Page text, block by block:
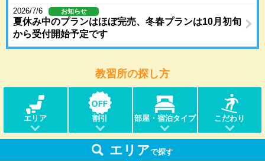
2026/7/6 お知らせ
夏休み中のプランはほぼ完売、冬春プランは10月初旬
から受付開始予定です
教習所の探し方
エリア 割引 部屋・宿泊タイプ こだわり
エリアで探す